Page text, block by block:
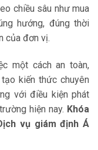
chiều sâu như mua
hướng, đúng thời
của đơn vị.
một cách an toàn,
kiến thức chuyên
với điều kiện phát
hiện nay. Khóa
vụ giám định Á